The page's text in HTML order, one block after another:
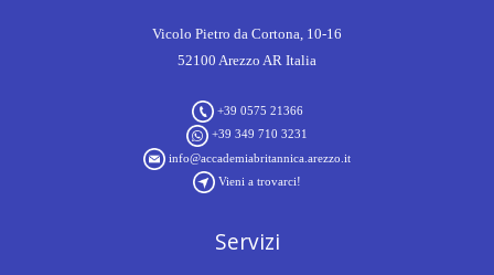
Vicolo Pietro da Cortona, 10-16
52100 Arezzo AR Italia
+39 0575 21366
+39 349 710 3231
info@accademiabritannica.arezzo.it
Vieni a trovarci!
Servizi